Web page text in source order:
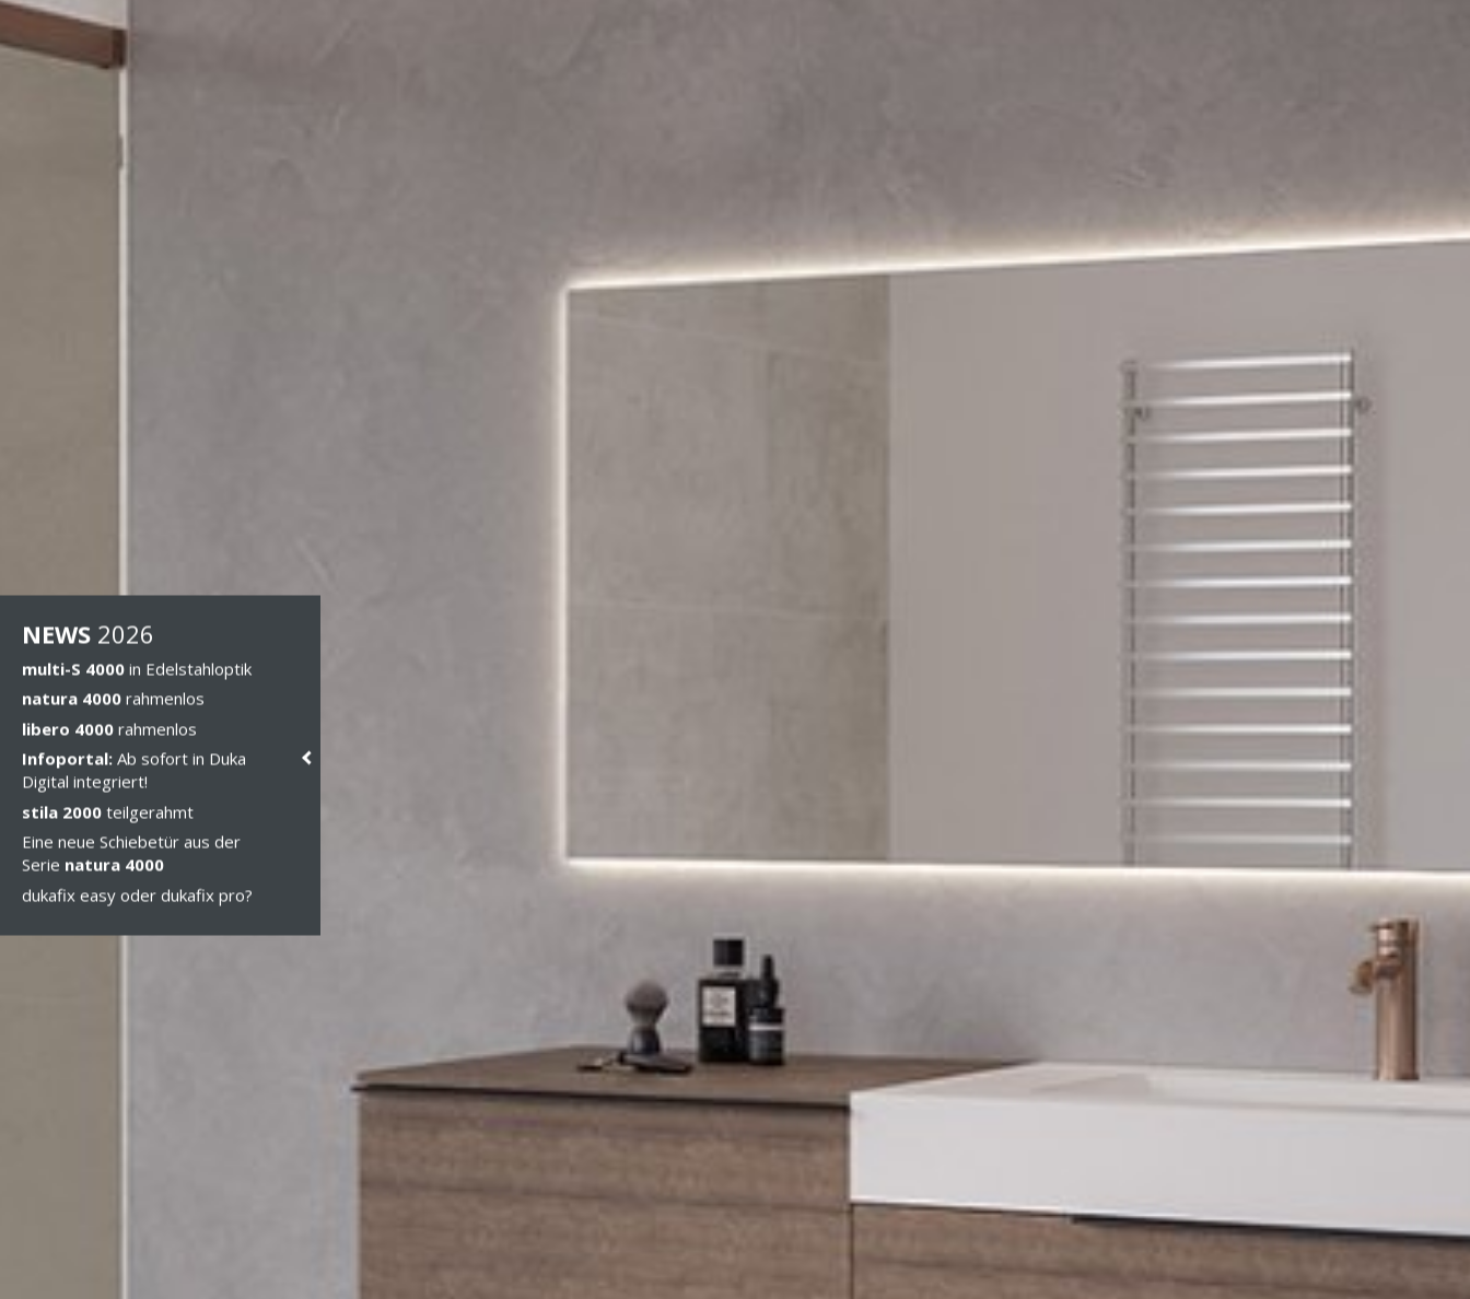
NEWS 2026
multi-S 4000 in Edelstahloptik
natura 4000 rahmenlos
libero 4000 rahmenlos
Infoportal: Ab sofort in Duka
Digital integriert!
stila 2000 teilgerahmt
Eine neue Schiebetür aus der
Serie natura 4000
dukafix easy oder dukafix pro?